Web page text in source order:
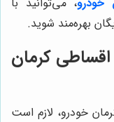
بهره‌مند شوید.
کرمان
خودرو، لازم است